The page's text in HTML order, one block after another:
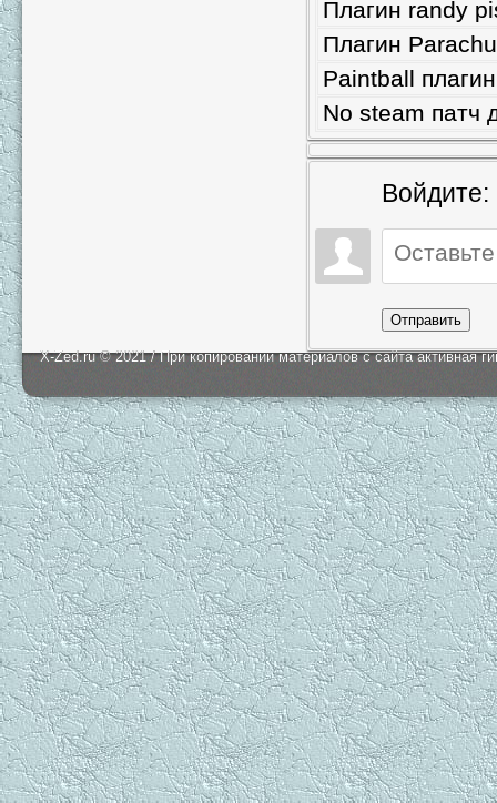
Плагин randy
Плагин
Paintball
No steam патч
Войдите:
Отправить
X-Zed.ru © 2021 / При копировании материалов с сайта активная